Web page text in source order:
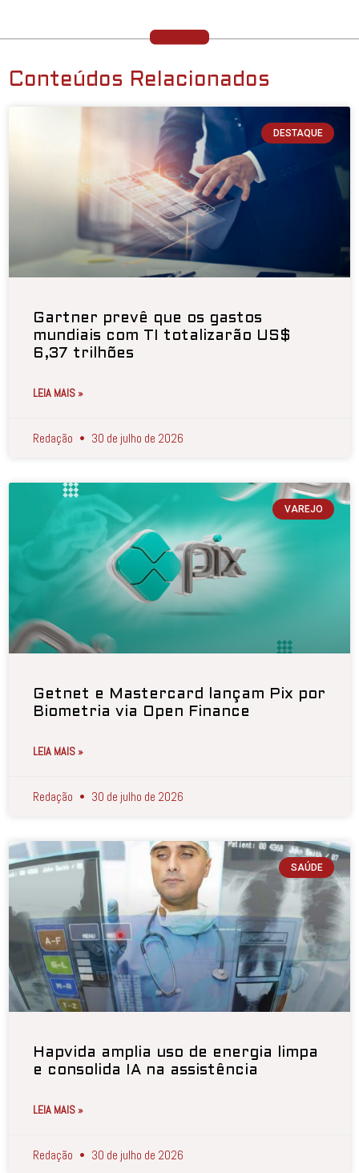
Conteúdos Relacionados
DESTAQUE
Gartner prevê que os gastos
mundiais com TI totalizarão US$
6,37 trilhões
LEIA MAIS »
Redação 30 de julho de 2026
VAREJO
Getnet e Mastercard lançam Pix por
Biometria via Open Finance
LEIA MAIS »
Redação 30 de julho de 2026
SAÚDE
Hapvida amplia uso de energia limpa
e consolida IA na assistência
LEIA MAIS »
Redação 30 de julho de 2026